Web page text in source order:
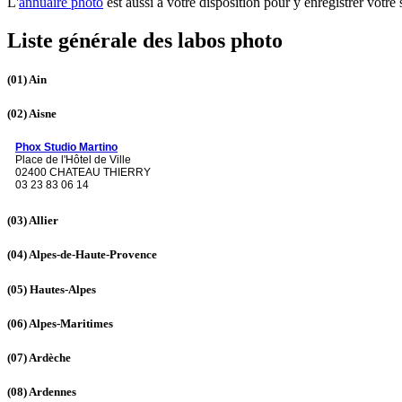
Liste générale des labos photo
(01) Ain
(02)Aisne
Phox Studio Martino
Place de l'Hôtel de Ville
02400 CHATEAU THIERRY
03 23 83 06 14
(03)Allier
(04)Alpes-de-Haute-Provence
(05) Hautes-Alpes
(06) Alpes-Maritimes
(07) Ardèche
(08)Ardennes